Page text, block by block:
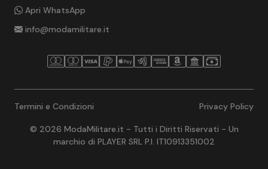
Apri WhatsApp
info@modamilitare.it
Termini e Condizioni Privacy Policy
© 2026 ModaMilitare.it - Tutti i Diritti Riservati - Un
marchio di PLAYER SRL P.I. IT10913351002